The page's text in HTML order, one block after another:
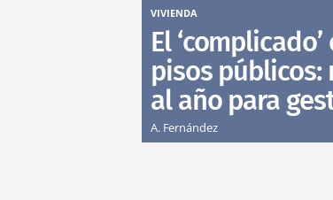
VIVIENDA
El
pisos públicos:
al año para
A. Fernández